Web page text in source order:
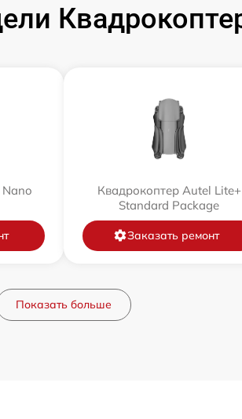
Квадрокоптер Autel Lite+
Standard Package
Заказать ремонт
Показать больше